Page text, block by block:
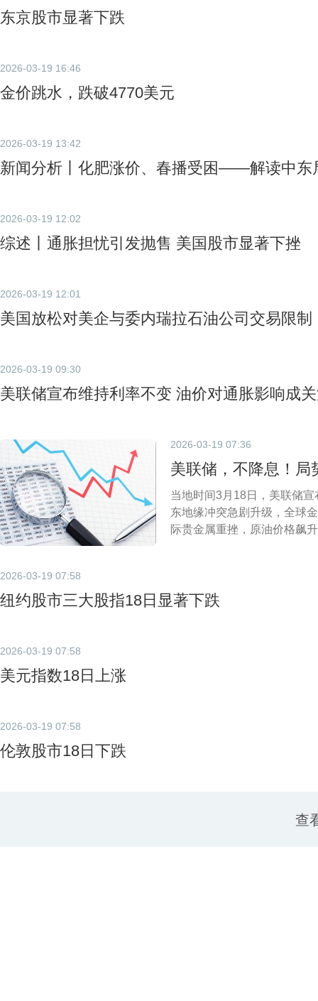
东京股市显著下跌
2026-03-19 16:46
金价跳水，跌破4770美元
2026-03-19 13:42
新闻分析丨化肥涨价、春播受困——解读中东
2026-03-19 12:02
综述丨通胀担忧引发抛售 美国股市显著下挫
2026-03-19 12:01
美国放松对美企与委内瑞拉石油公司交易限制
2026-03-19 09:30
美联储宣布维持利率不变 油价对通胀影响成
2026-03-19 07:36
美联储，不降息！局
当地时间3月18日，美联储
东地缘冲突急剧升级，全球
际贵金属重挫，原油价格飙
2026-03-19 07:58
纽约股市三大股指18日显著下跌
2026-03-19 07:58
美元指数18日上涨
2026-03-19 07:58
伦敦股市18日下跌
查